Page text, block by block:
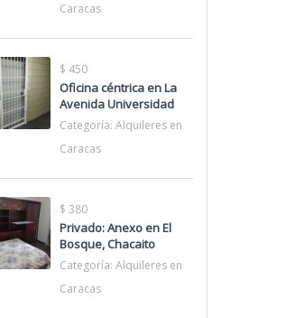
Caracas
$ 450
Oficina céntrica en La
Avenida Universidad
Categoría: Alquileres en
Caracas
$ 380
Privado: Anexo en El
Bosque, Chacaito
Categoría: Alquileres en
Caracas